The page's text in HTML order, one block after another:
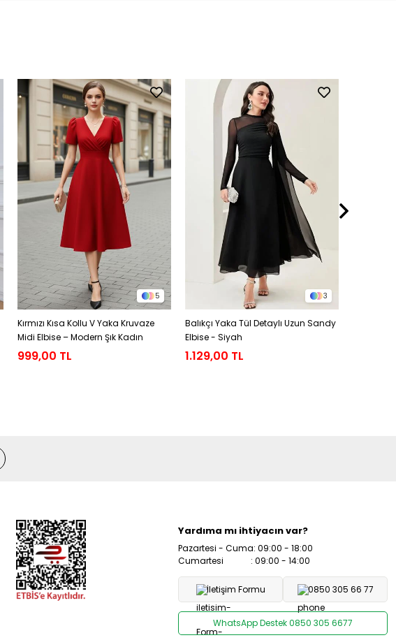
5
Kırmızı Kısa Kollu V Yaka Kruvaze
Midi Elbise – Modern Şık Kadın
Elbisesi
999,00 TL
3
Balıkçı Yaka Tül Detaylı Uzun Sandy
Elbise - Siyah
1.129,00 TL
Yardıma mı ihtiyacın var?
Pazartesi - Cuma: 09:00 - 18:00
Cumartesi : 09:00 - 14:00
İletişim Formu 0850 305 66 77
WhatsApp Destek 0850 305 6677